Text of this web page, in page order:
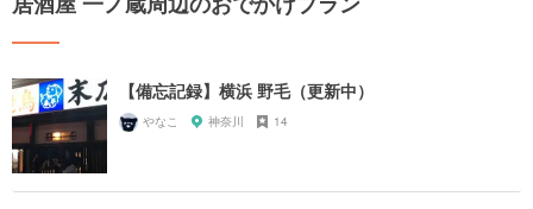
【備忘記録】横浜 野毛（更新中）
やなこ 神奈川 14